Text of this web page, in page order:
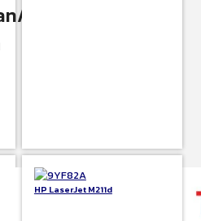
Fax/1200
HP LaserJet M211d